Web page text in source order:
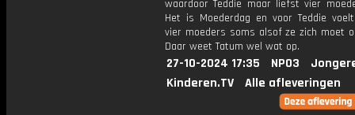
waardoor Teddie maar liefst vier
Het is Moederdag en voor Teddie
vier moeders soms alsof ze zich moet
Daar weet Tatum wel wat op.
27-10-2024 17:35 NPO3
Kinderen.TV
Alle afleveringen